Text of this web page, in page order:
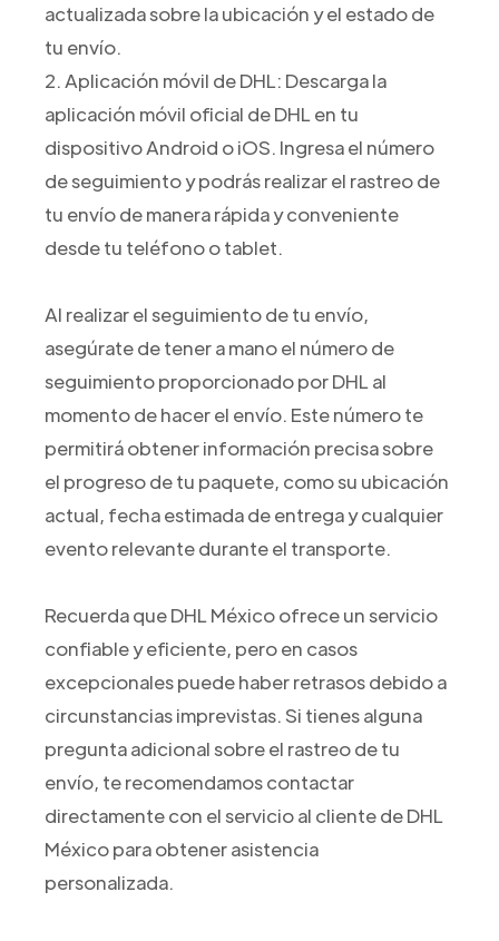
actualizada sobre la ubicación y el estado de
tu envío.
2. Aplicación móvil de DHL: Descarga la
aplicación móvil oficial de DHL en tu
dispositivo Android o iOS. Ingresa el número
de seguimiento y podrás realizar el rastreo de
tu envío de manera rápida y conveniente
desde tu teléfono o tablet.
Al realizar el seguimiento de tu envío,
asegúrate de tener a mano el número de
seguimiento proporcionado por DHL al
momento de hacer el envío. Este número te
permitirá obtener información precisa sobre
el progreso de tu paquete, como su ubicación
actual, fecha estimada de entrega y cualquier
evento relevante durante el transporte.
Recuerda que DHL México ofrece un servicio
confiable y eficiente, pero en casos
excepcionales puede haber retrasos debido a
circunstancias imprevistas. Si tienes alguna
pregunta adicional sobre el rastreo de tu
envío, te recomendamos contactar
directamente con el servicio al cliente de DHL
México para obtener asistencia
personalizada.